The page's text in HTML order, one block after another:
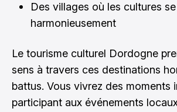
Des villages où les cultures
harmonieusement
Le tourisme culturel Dordogne
sens à travers ces destinations
battus. Vous vivrez des moments
participant aux événements